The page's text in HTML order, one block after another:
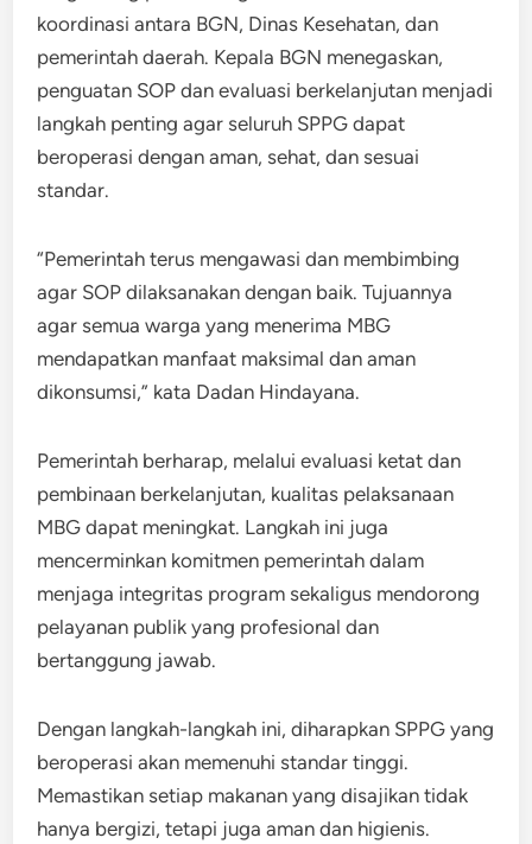
koordinasi antara BGN, Dinas Kesehatan, dan
pemerintah daerah. Kepala BGN menegaskan,
penguatan SOP dan evaluasi berkelanjutan menjadi
langkah penting agar seluruh SPPG dapat
beroperasi dengan aman, sehat, dan sesuai
standar.
“Pemerintah terus mengawasi dan membimbing
agar SOP dilaksanakan dengan baik. Tujuannya
agar semua warga yang menerima MBG
mendapatkan manfaat maksimal dan aman
dikonsumsi,” kata Dadan Hindayana.
Pemerintah berharap, melalui evaluasi ketat dan
pembinaan berkelanjutan, kualitas pelaksanaan
MBG dapat meningkat. Langkah ini juga
mencerminkan komitmen pemerintah dalam
menjaga integritas program sekaligus mendorong
pelayanan publik yang profesional dan
bertanggung jawab.
Dengan langkah-langkah ini, diharapkan SPPG yang
beroperasi akan memenuhi standar tinggi.
Memastikan setiap makanan yang disajikan tidak
hanya bergizi, tetapi juga aman dan higienis.